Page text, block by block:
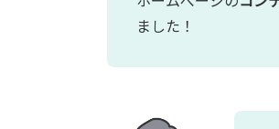
ました！